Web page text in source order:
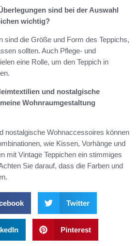
sind bei der Auswahl
wichtig?
sind die Größe und Form des Teppichs,
sollten. Auch Pflege- und
eine Rolle, um den Teppich in
und nostalgische
Wohnraumgestaltung
nostalgische Wohnaccessoires können
wie Kissen, Vorhänge und
mit Vintage Teppichen ein stimmiges
Sie darauf, dass die Farben und
Twitter
Pinterest